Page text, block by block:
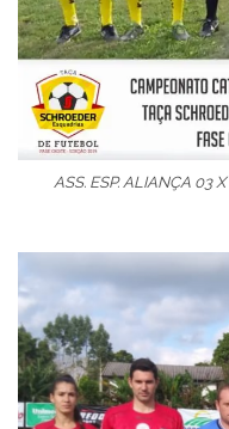
ASS. ESP. ALIANÇA 03